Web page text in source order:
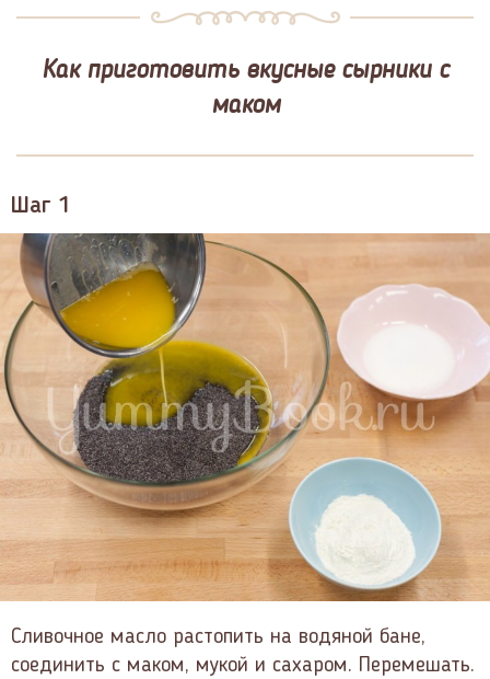
Как приготовить вкусные сырники с
маком
Шаг 1
Сливочное масло растопить на водяной бане,
соединить с маком, мукой и сахаром. Перемешать.